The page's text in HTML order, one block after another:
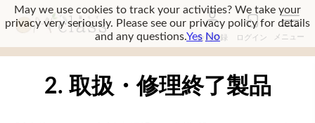
会員登録 ログイン
2. 取扱・修理終了製品
May we use cookies to track your activities? We take your
privacy very seriously. Please see our privacy policy for details
and any questions.Yes No